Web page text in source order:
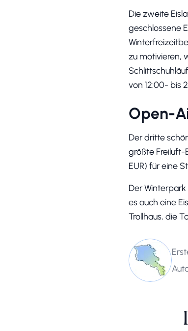
Die zweite
geschlossene
zu motivieren,
von 12:00- bis
Open-
Der dritte
größte Freiluft-
EUR) für eine
Der
es auch eine
Trollhaus, die